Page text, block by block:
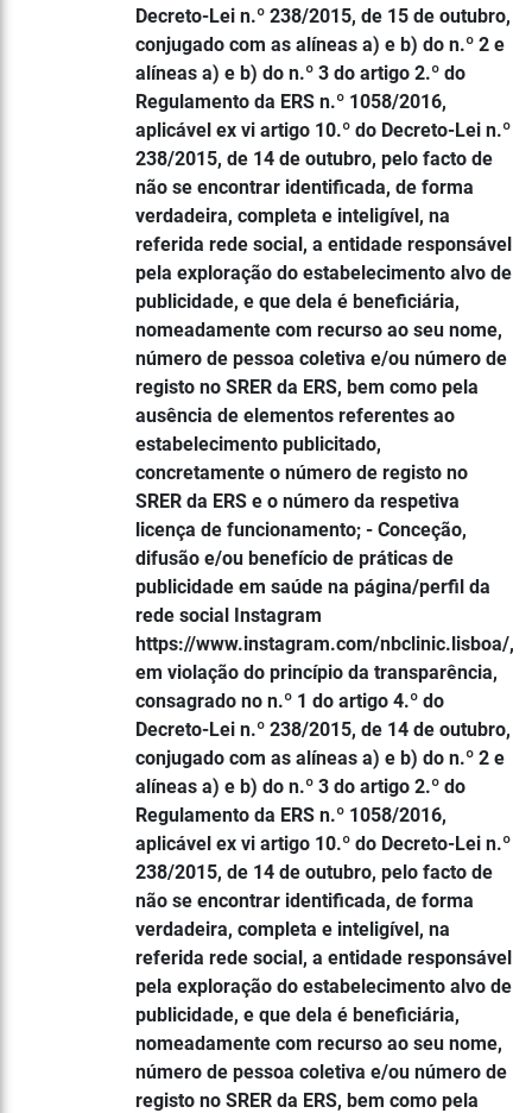
Decreto-Lei n.º 238/2015, de 15 de outubro,
conjugado com as alíneas a) e b) do n.º 2 e
alíneas a) e b) do n.º 3 do artigo 2.º do
Regulamento da ERS n.º 1058/2016,
aplicável ex vi artigo 10.º do Decreto-Lei n.º
238/2015, de 14 de outubro, pelo facto de
não se encontrar identificada, de forma
verdadeira, completa e inteligível, na
referida rede social, a entidade responsável
pela exploração do estabelecimento alvo de
publicidade, e que dela é beneficiária,
nomeadamente com recurso ao seu nome,
número de pessoa coletiva e/ou número de
registo no SRER da ERS, bem como pela
ausência de elementos referentes ao
estabelecimento publicitado,
concretamente o número de registo no
SRER da ERS e o número da respetiva
licença de funcionamento; - Conceção,
difusão e/ou benefício de práticas de
publicidade em saúde na página/perfil da
rede social Instagram
https://www.instagram.com/nbclinic.lisboa/,
em violação do princípio da transparência,
consagrado no n.º 1 do artigo 4.º do
Decreto-Lei n.º 238/2015, de 14 de outubro,
conjugado com as alíneas a) e b) do n.º 2 e
alíneas a) e b) do n.º 3 do artigo 2.º do
Regulamento da ERS n.º 1058/2016,
aplicável ex vi artigo 10.º do Decreto-Lei n.º
238/2015, de 14 de outubro, pelo facto de
não se encontrar identificada, de forma
verdadeira, completa e inteligível, na
referida rede social, a entidade responsável
pela exploração do estabelecimento alvo de
publicidade, e que dela é beneficiária,
nomeadamente com recurso ao seu nome,
número de pessoa coletiva e/ou número de
registo no SRER da ERS, bem como pela